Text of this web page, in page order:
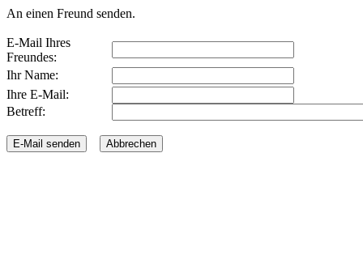
An einen Freund senden.
E-Mail Ihres
Freundes:
Ihr Name:
Ihre E-Mail:
Betreff: